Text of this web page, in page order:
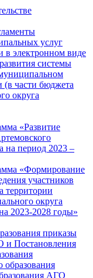
услуг
электронном виде
системы
(в части бюджета
округа
«Развитие
на период 2023 –
«Формирование
участников
территории
округа
2023-2028 годы»
приказы
и Постановления
образования
АГО